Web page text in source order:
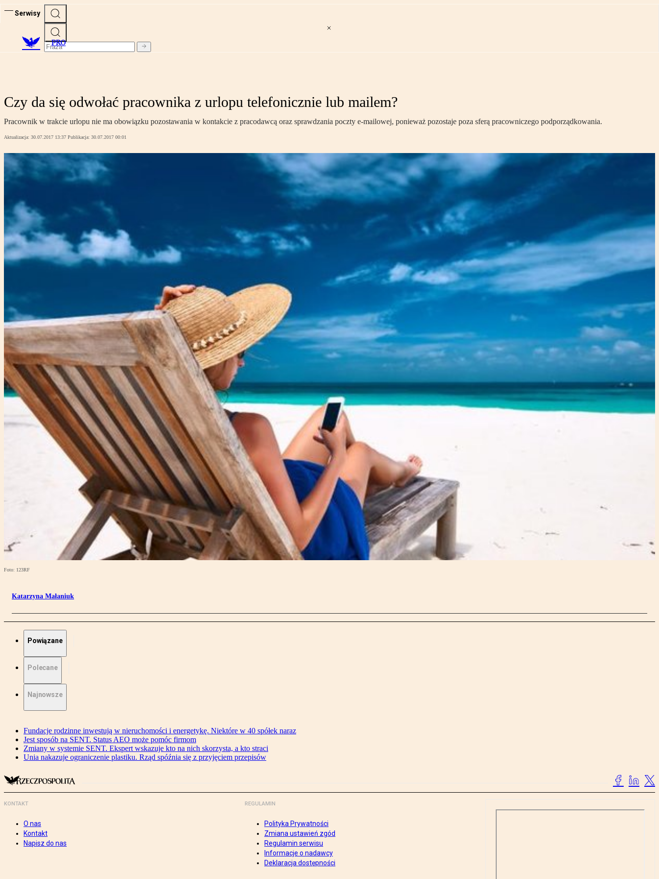
Serwisy
PRO
Czy da się odwołać pracownika z urlopu telefonicznie lub mailem?
Pracownik w trakcie urlopu nie ma obowiązku pozostawania w kontakcie z pracodawcą oraz sprawdzania poczty e-mailowej, ponieważ pozostaje poza sferą pracowniczego podporządkowania.
Aktualizacja: 30.07.2017 13:37 Publikacja: 30.07.2017 00:01
Foto: 123RF
Katarzyna Małaniuk
Powiązane
Polecane
Najnowsze
Fundacje rodzinne inwestują w nieruchomości i energetykę. Niektóre w 40 spółek naraz
Jest sposób na SENT. Status AEO może pomóc firmom
Zmiany w systemie SENT. Ekspert wskazuje kto na nich skorzysta, a kto straci
Unia nakazuje ograniczenie plastiku. Rząd spóźnia się z przyjęciem przepisów
KONTAKT
O nas
Kontakt
Napisz do nas
REGULAMIN
Polityka Prywatności
Zmiana ustawień zgód
Regulamin serwisu
Informacje o nadawcy
Deklaracja dostępności